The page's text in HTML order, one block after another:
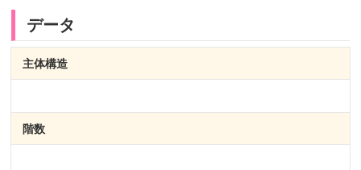
データ
主体構造
階数